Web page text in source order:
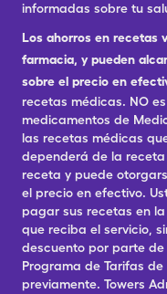
informadas sobre tu
Los ahorros en recetas
farmacia, y pueden
sobre el precio en
recetas médicas. NO
medicamentos de
las recetas médicas
dependerá de la
receta y puede
el precio en efectivo.
pagar sus recetas en
que reciba el servicio,
descuento por parte
Programa de Tarifas
previamente. Towers